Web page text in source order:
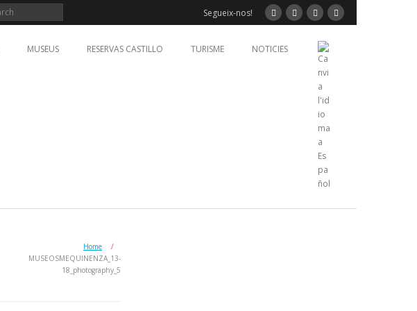
Segueix-nos!
MUSEUS RESERVAS CASTILLO TURISME NOTICIES
Home
/
MUSEOSMEQUINENZA_13-
18_photography_5